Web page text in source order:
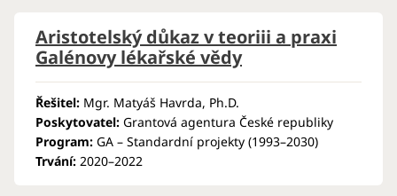
Aristotelský důkaz v teoriii a praxi
Galénovy lékařské vědy
Řešitel: Mgr. Matyáš Havrda, Ph.D.
Poskytovatel: Grantová agentura České republiky
Program: GA – Standardní projekty (1993–2030)
Trvání: 2020–2022